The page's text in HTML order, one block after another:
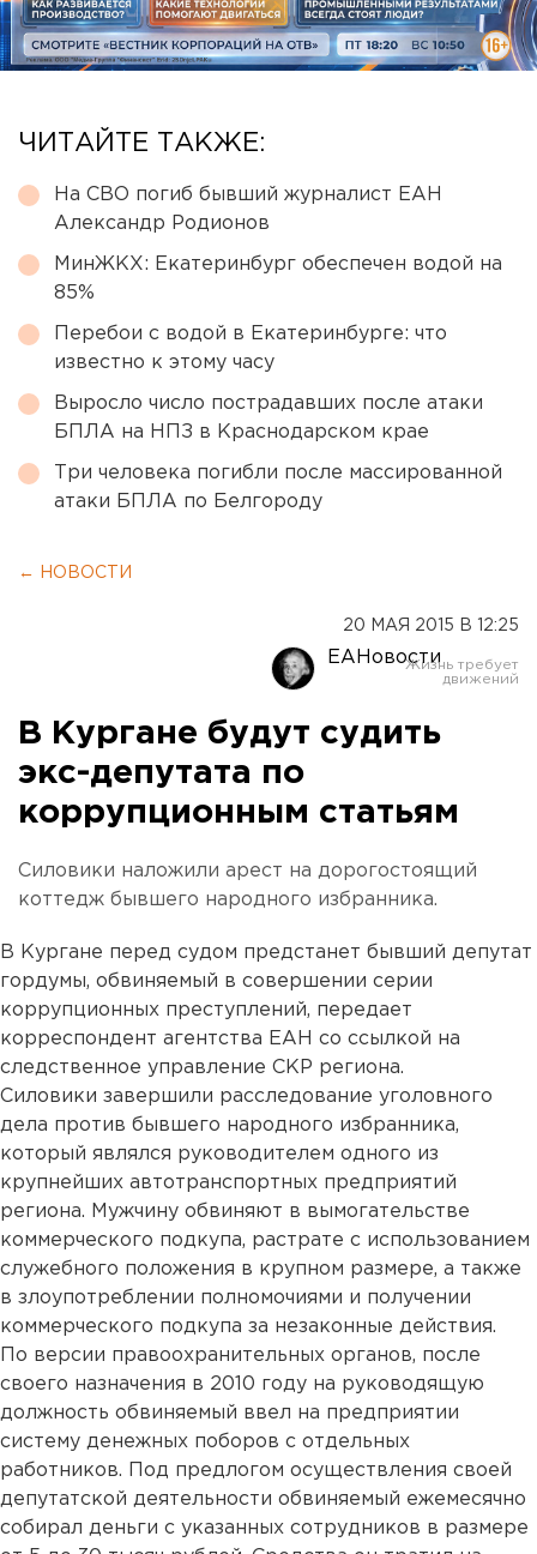
ЧИТАЙТЕ ТАКЖЕ:
На СВО погиб бывший журналист ЕАН
Александр Родионов
МинЖКХ: Екатеринбург обеспечен водой на
85%
Перебои с водой в Екатеринбурге: что
известно к этому часу
Выросло число пострадавших после атаки
БПЛА на НПЗ в Краснодарском крае
Три человека погибли после массированной
атаки БПЛА по Белгороду
← НОВОСТИ
20 МАЯ 2015 В 12:25
ЕАНовости
В Кургане будут судить
экс-депутата по
коррупционным статьям
Силовики наложили арест на дорогостоящий
коттедж бывшего народного избранника.
В Кургане перед судом предстанет бывший депутат
гордумы, обвиняемый в совершении серии
коррупционных преступлений, передает
корреспондент агентства ЕАН со ссылкой на
следственное управление СКР региона.
Силовики завершили расследование уголовного
дела против бывшего народного избранника,
который являлся руководителем одного из
крупнейших автотранспортных предприятий
региона. Мужчину обвиняют в вымогательстве
коммерческого подкупа, растрате с использованием
служебного положения в крупном размере, а также
в злоупотреблении полномочиями и получении
коммерческого подкупа за незаконные действия.
По версии правоохранительных органов, после
своего назначения в 2010 году на руководящую
должность обвиняемый ввел на предприятии
систему денежных поборов с отдельных
работников. Под предлогом осуществления своей
депутатской деятельности обвиняемый ежемесячно
собирал деньги с указанных сотрудников в размере